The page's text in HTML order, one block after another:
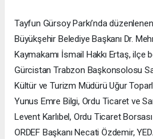
Tayfun Gürsoy Parkı’nda
Büyükşehir Belediye Başkanı Dr.
Kaymakamı İsmail Hakkı Ertaş, ilçe
Gürcistan Trabzon Başkonsolosu
Kültür ve Turizm Müdürü Uğur
Yunus Emre Bilgi, Ordu Ticaret ve
Levent Karlıbel, Ordu Ticaret
ORDEF Başkanı Necati Özdemir,